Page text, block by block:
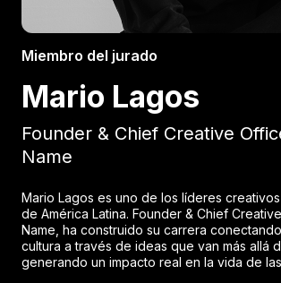
Miembro del jurado
Mario Lagos
Founder & Chief Creative
Name
Mario Lagos es uno de los líderes
de América Latina. Founder & Chief
Name, ha construido su carrera
cultura a través de ideas que van más allá
generando un impacto real en la vida de